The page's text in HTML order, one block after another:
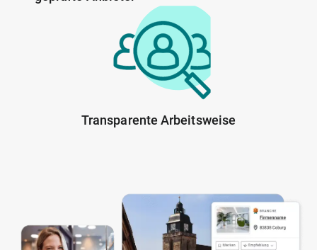
Transparente Arbeitsweise